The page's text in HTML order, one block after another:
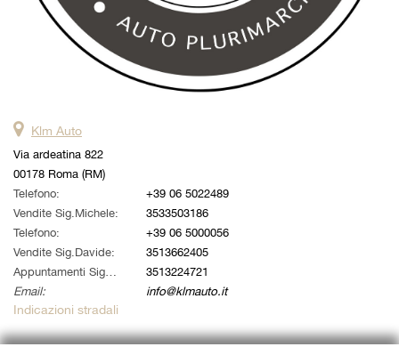
Klm Auto
Via ardeatina 822
00178 Roma (RM)
Telefono:
+39 06 5022489
Vendite Sig.Michele:
3533503186
Telefono:
+39 06 5000056
Vendite Sig.Davide:
3513662405
3513224721
Email:
info@klmauto.it
Indicazioni stradali